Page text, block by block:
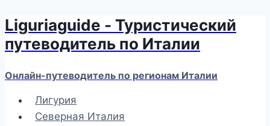
Перейти
к
содержимому
Liguriaguide - Туристический
путеводитель по Италии
Онлайн-путеводитель по регионам Италии
Лигурия
Северная Италия